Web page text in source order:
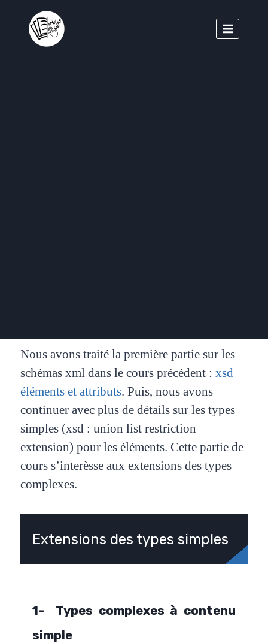
Nous avons traité la première partie sur les
schémas xml dans le cours précédent : xsd
éléments et attributs. Puis, nous avons
continuer avec plus de détails sur les types
simples (xsd : union list restriction
extension) pour les éléments. Cette partie de
cours s’interèsse aux extensions des types
complexes.
Extensions des types simples
1- Types complexes à contenu
simple